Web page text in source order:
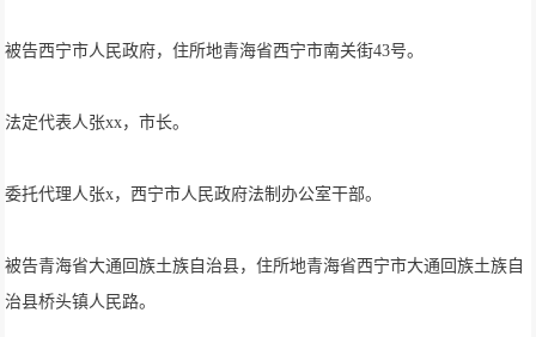
被告西宁市人民政府，住所地青海省西宁市南关街43号。
法定代表人张xx，市长。
委托代理人张x，西宁市人民政府法制办公室干部。
被告青海省大通回族土族自治县，住所地青海省西宁市大通回族土族自
治县桥头镇人民路。